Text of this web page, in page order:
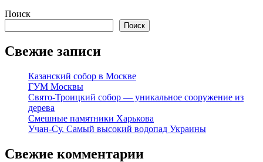
Поиск
Поиск
Свежие записи
Казанский собор в Москве
ГУМ Москвы
Свято-Троицкий собор — уникальное сооружение из
дерева
Смешные памятники Харькова
Учан-Су. Самый высокий водопад Украины
Свежие комментарии